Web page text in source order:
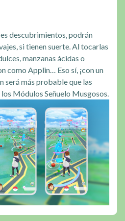
descubrimientos, podrán
si tienen suerte. Al tocarlas
manzanas ácidas o
como Applin… Eso sí, ¡con un
será más probable que las
Módulos Señuelo Musgosos.